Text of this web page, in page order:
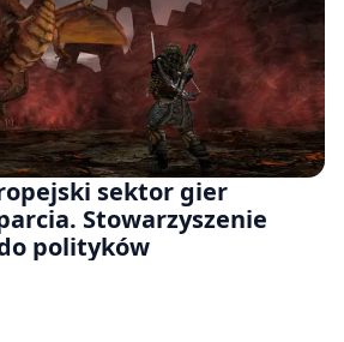
sektor gier
Stowarzyszenie
polityków